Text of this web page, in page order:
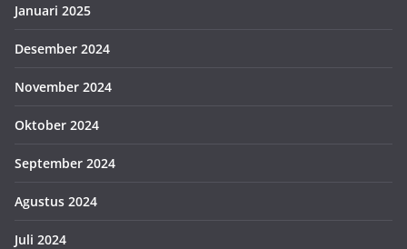
Januari 2025
Desember 2024
November 2024
Oktober 2024
September 2024
Agustus 2024
Juli 2024